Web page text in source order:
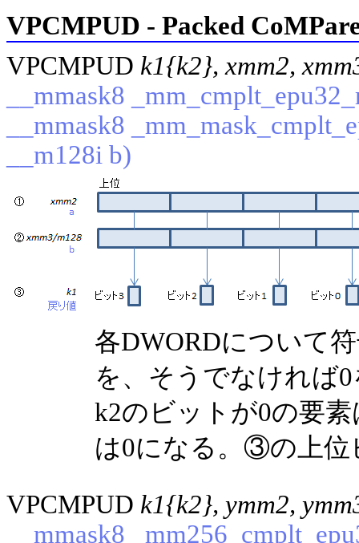
VPCMPUD - Packed
VPCMPUD k1{k2}, xmm2,
__mmask8
__mmask8
__m128i b)
各DWORDについて
を、そうでなければ
k2のビットが0の要
は0になる。③の上位
VPCMPUD k1{k2}, ymm2,
__mmask8